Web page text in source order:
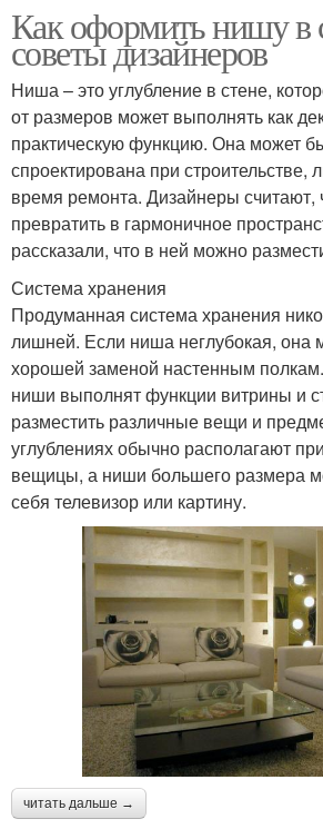
Как оформить нишу в
советы дизайнеров
Ниша – это углубление в стене,
от размеров может выполнять как
практическую функцию. Она может
спроектирована при строительстве,
время ремонта. Дизайнеры
превратить в гармоничное
рассказали, что в ней можно
Система хранения
Продуманная система хранения
лишней. Если ниша неглубокая, она
хорошей заменой настенным
ниши выполнят функции витрины и
разместить различные вещи и
углублениях обычно располагают
вещицы, а ниши большего размера
себя телевизор или картину.
читать дальше →